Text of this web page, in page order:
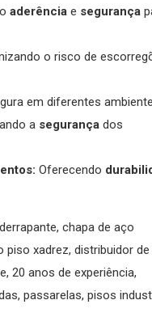
aderência e segurança
o risco de
em diferentes
a segurança dos
Oferecendo
chapa de aço
piso xadrez, distribuidor de
20 anos de experiência,
passarelas, pisos